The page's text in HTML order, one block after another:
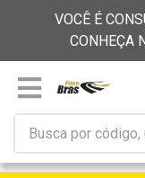
VOCÊ É
CONHEÇA